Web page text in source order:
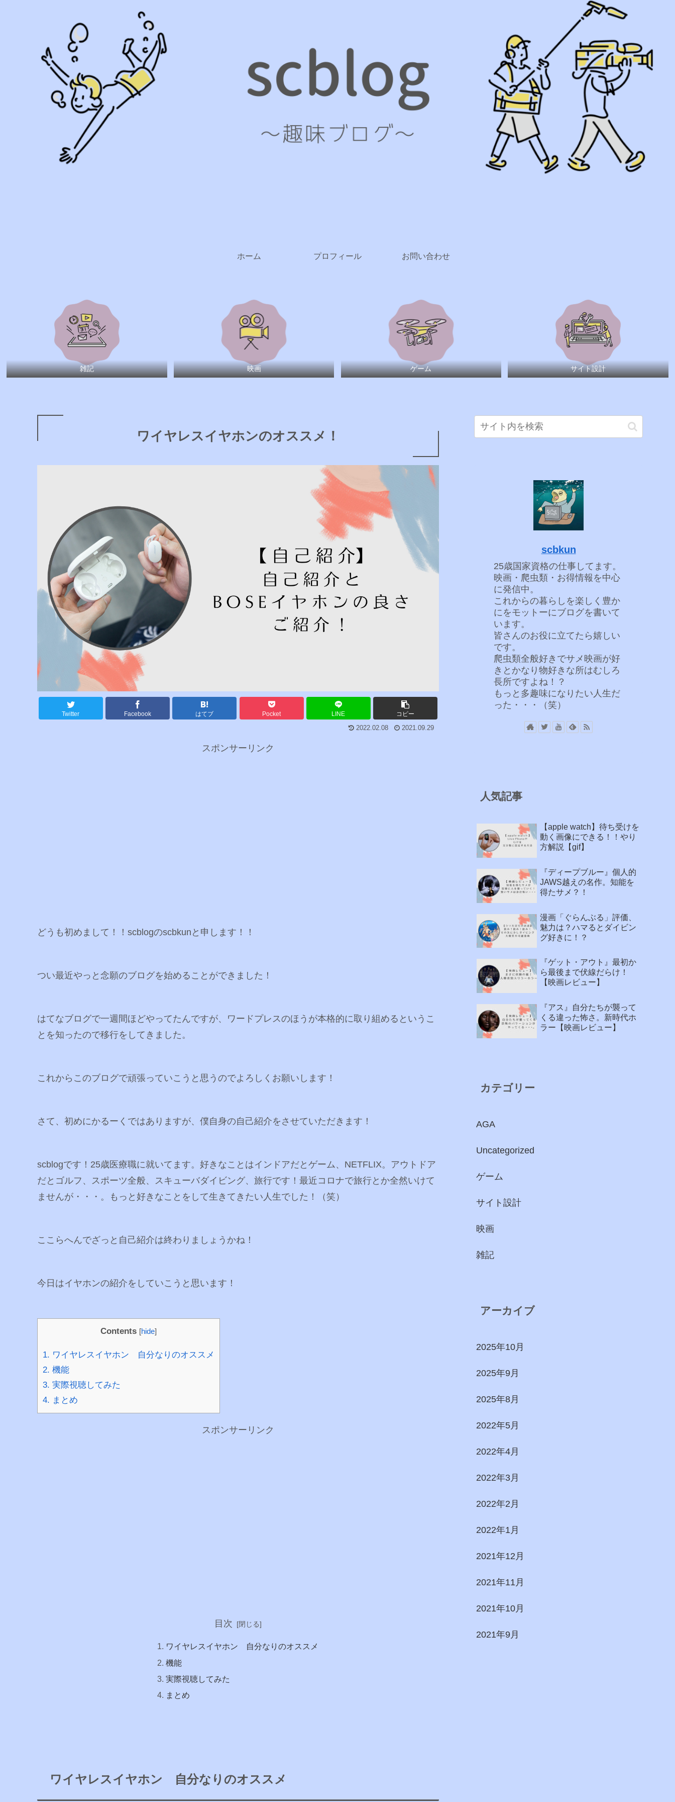
ホーム プロフィール お問い合わせ
雑記 映画 ゲーム サイト設計
ワイヤレスイヤホンのオススメ！
Twitter Facebook はてブ Pocket LINE コピー
2022.02.08 2021.09.29
スポンサーリンク
どうも初めまして！！scblogのscbkunと申します！！
つい最近やっと念願のブログを始めることができました！
はてなブログで一週間ほどやってたんですが、ワードプレスのほうが本格的に取り組めるというこ
とを知ったので移行をしてきました。
これからこのブログで頑張っていこうと思うのでよろしくお願いします！
さて、初めにかるーくではありますが、僕自身の自己紹介をさせていただきます！
scblogです！25歳医療職に就いてます。好きなことはインドアだとゲーム、NETFLIX。アウトドア
だとゴルフ、スポーツ全般、スキューバダイビング、旅行です！最近コロナで旅行とか全然いけて
ませんが・・・。もっと好きなことをして生きてきたい人生でした！（笑）
ここらへんでざっと自己紹介は終わりましょうかね！
今日はイヤホンの紹介をしていこうと思います！
Contents [hide]
1. ワイヤレスイヤホン 自分なりのオススメ
2. 機能
3. 実際視聴してみた
4. まとめ
スポンサーリンク
目次
ワイヤレスイヤホン 自分なりのオススメ
機能
実際視聴してみた
まとめ
ワイヤレスイヤホン 自分なりのオススメ
scbkun
25歳国家資格の仕事してます。
映画・爬虫類・お得情報を中心
に発信中。
これからの暮らしを楽しく豊か
にをモットーにブログを書いて
います。
皆さんのお役に立てたら嬉しい
です。
爬虫類全般好きでサメ映画が好
きとかなり物好きな所はむしろ
長所ですよね！？
もっと多趣味になりたい人生だ
った・・・（笑）
人気記事
【apple watch】待ち受けを
動く画像にできる！！やり
方解説【gif】
『ディープブルー』個人的
JAWS越えの名作。知能を
得たサメ？！
漫画「ぐらんぶる」評価、
魅力は？ハマるとダイビン
グ好きに！？
『ゲット・アウト』最初か
ら最後まで伏線だらけ！
【映画レビュー】
『アス』自分たちが襲って
くる違った怖さ。新時代ホ
ラー【映画レビュー】
カテゴリー
AGA
Uncategorized
ゲーム
サイト設計
映画
雑記
アーカイブ
2025年10月
2025年9月
2025年8月
2022年5月
2022年4月
2022年3月
2022年2月
2022年1月
2021年12月
2021年11月
2021年10月
2021年9月